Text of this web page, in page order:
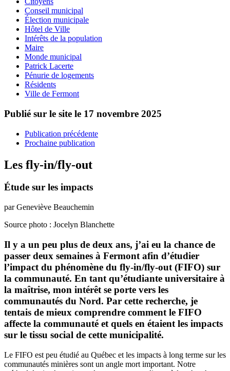
Conseil municipal
Élection municipale
Hôtel de Ville
Intérêts de la population
Maire
Monde municipal
Patrick Lacerte
Pénurie de logements
Résidents
Ville de Fermont
Publié sur le site le 17 novembre 2025
Publication précédente
Prochaine publication
Les fly-in/fly-out
Étude sur les impacts
par Geneviève Beauchemin
Source photo : Jocelyn Blanchette
Il y a un peu plus de deux ans, j’ai eu la chance de
passer deux semaines à Fermont afin d’étudier
l’impact du phénomène du fly-in/fly-out (FIFO) sur
la communauté. En tant qu’étudiante universitaire à
la maîtrise, mon intérêt se porte vers les
communautés du Nord. Par cette recherche, je
tentais de mieux comprendre comment le FIFO
affecte la communauté et quels en étaient les impacts
sur le tissu social de cette municipalité.
Le FIFO est peu étudié au Québec et les impacts à long terme sur les
communautés minières sont un angle mort important. Notre